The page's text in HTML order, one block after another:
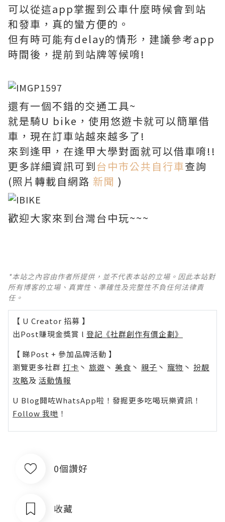
可以從這app掌握到公車什麼時候會到站
和發車，真的蠻方便的。
但有時可能有delay的情形，建議參考app
時間後，提前到站牌等候唷!
還有一個不錯的交通工具~
就是騎U bike，使用悠遊卡就可以簡單借
車，現在訂車站越來越多了!
來到逢甲，在逢甲大學對面就可以借車唷!!
更多詳細資訊可到台中市公共自行車查詢
(照片轉載自網路 新聞 )
歡迎大家來到台灣台中玩~~~
*本站之內容由作者所提供，並不代表本站的立場。因此本站對
所有博客的立場、真實性、準確性及完整性不負任何法律責
任。
【 U Creator 招募 】
出Post賺現金獎賞 l 登記《社群創作有價企劃》
【 睇Post + 參加品牌活動 】
瀏覽更多社群 打卡 丶 旅遊 丶 美食 丶 親子 丶 寵物 丶 扮靚
攻略及 活動情報
U Blog開咗WhatsApp啦！發掘更多吃喝玩樂資訊！
Follow 我哋 ！
0個讚好
收藏